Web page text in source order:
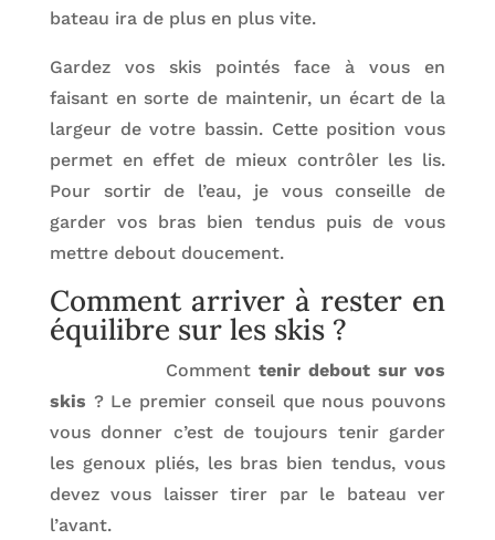
bateau ira de plus en plus vite.
Gardez vos skis pointés face à vous en
faisant en sorte de maintenir, un écart de la
largeur de votre bassin. Cette position vous
permet en effet de mieux contrôler les lis.
Pour sortir de l’eau, je vous conseille de
garder vos bras bien tendus puis de vous
mettre debout doucement.
Comment arriver à rester en
équilibre sur les skis ?
Commenttenir debout sur vos
skis ? Le premier conseil que nous pouvons
vous donner c’est de toujours tenir garder
les genoux pliés, les bras bien tendus, vous
devez vous laisser tirer par le bateau ver
l’avant.